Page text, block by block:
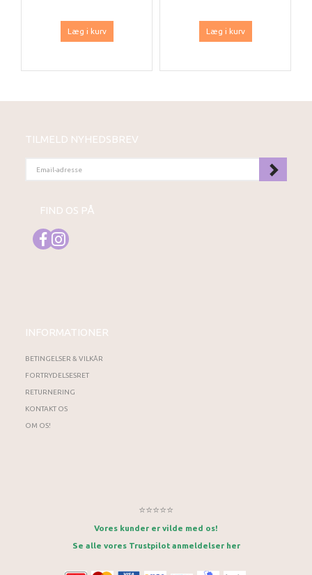
Læg i kurv Læg i kurv
TILMELD NYHEDSBREV
ADRESSE
FIND OS PÅ
INFORMATIONER
BETINGELSER & VILKÅR
FORTRYDELSESRET
RETURNERING
KONTAKT OS
OM OS!
⭐⭐⭐⭐⭐
Vores kunder er vilde med os!
Se alle vores Trustpilot anmeldelser her